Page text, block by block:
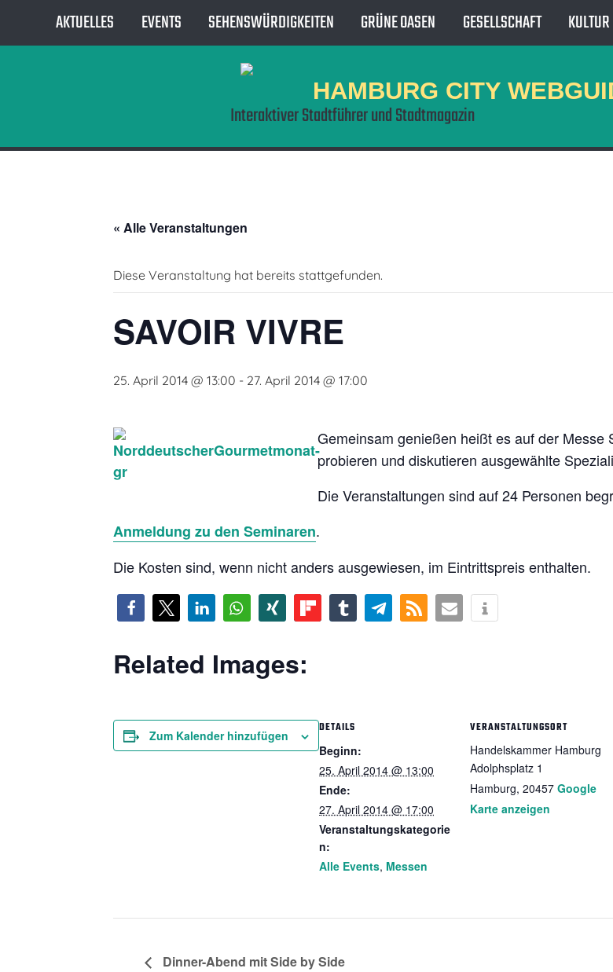
AKTUELLES EVENTS SEHENSWÜRDIGKEITEN GRÜNE OASEN GESELLSCHAFT KULTUR
HAMBURG CITY
Interaktiver Stadtführer und Stadtmagazin
« Alle Veranstaltungen
Diese Veranstaltung hat bereits stattgefunden.
SAVOIR VIVRE
25. April 2014 @ 13:00 - 27. April 2014 @ 17:00
Gemeinsam genießen heißt es auf der Messe
probieren und diskutieren ausgewählte
Die Veranstaltungen sind auf 24 Personen
Anmeldung zu den Seminaren.
Die Kosten sind, wenn nicht anders ausgewiesen, im Eintrittspreis enthalten.
Related Images:
Zum Kalender hinzufügen
DETAILS
Beginn:
25. April 2014 @ 13:00
Ende:
27. April 2014 @ 17:00
Veranstaltungskategorie
n:
Alle Events, Messen
VERANSTALTUNGSORT
Handelskammer Hamburg
Adolphsplatz 1
Hamburg, 20457 Google
Karte anzeigen
Dinner-Abend mit Side by Side